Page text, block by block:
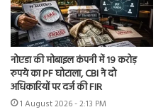
नोएडा की मोबाइल कंपनी में 19 करोड़
रुपये का PF घोटाला, CBI ने दो
अधिकारियों पर दर्ज की FIR
1 August 2026 - 2:13 PM